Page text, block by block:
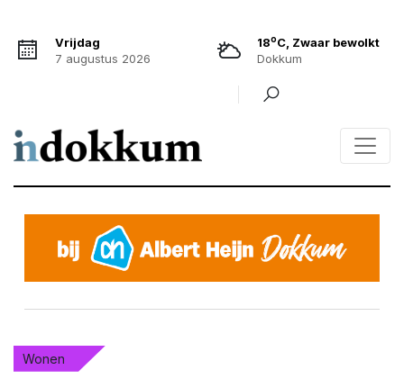
Vrijdag
7 augustus 2026
18oC, Zwaar bewolkt
Dokkum
Wonen